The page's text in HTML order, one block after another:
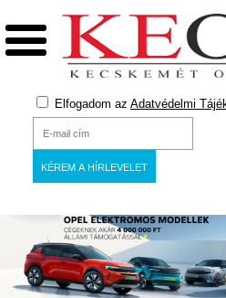
Elfogadom az Adatvédelmi